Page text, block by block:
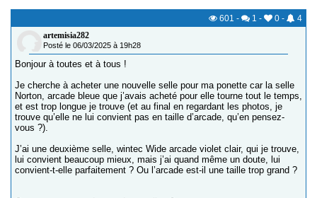
601 - 1 - 0 -
4
artemisia282
Posté le 06/03/2025 à 19h28
Bonjour à toutes et à tous !
Je cherche à acheter une nouvelle selle pour ma ponette car la selle
Norton, arcade bleue que j’avais acheté pour elle tourne tout le temps,
et est trop longue je trouve (et au final en regardant les photos, je
trouve qu’elle ne lui convient pas en taille d’arcade, qu’en pensez-
vous ?).
J’ai une deuxième selle, wintec Wide arcade violet clair, qui je trouve,
lui convient beaucoup mieux, mais j’ai quand même un doute, lui
convient-t-elle parfaitement ? Ou l’arcade est-il une taille trop grand ?